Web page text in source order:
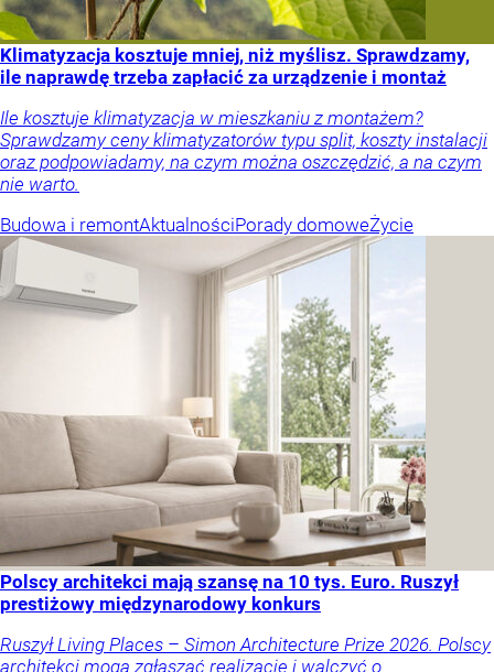
Klimatyzacja kosztuje mniej, niż myślisz. Sprawdzamy,
ile naprawdę trzeba zapłacić za urządzenie i montaż
Ile kosztuje klimatyzacja w mieszkaniu z montażem?
Sprawdzamy ceny klimatyzatorów typu split, koszty instalacji
oraz podpowiadamy, na czym można oszczędzić, a na czym
nie warto.
Budowa i remontAktualnościPorady domoweŻycie
Polscy architekci mają szansę na 10 tys. Euro. Ruszył
prestiżowy międzynarodowy konkurs
Ruszył Living Places – Simon Architecture Prize 2026. Polscy
architekci mogą zgłaszać realizacje i walczyć o